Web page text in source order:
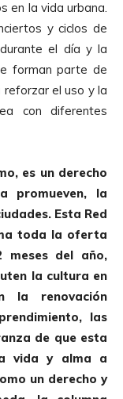
en la vida urbana.
y ciclos de
el día y la
forman parte de
reforzar el uso y la
con diferentes
es un derecho
promueven, la
Esta Red
toda la oferta
meses del año,
la cultura en
la renovación
las
de que esta
vida y alma a
un derecho y